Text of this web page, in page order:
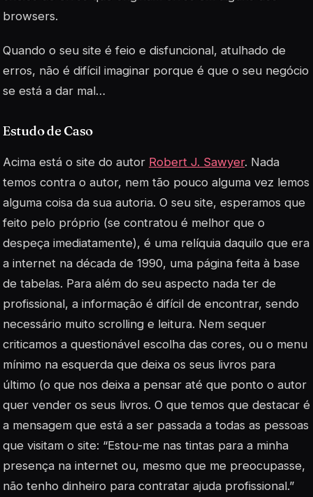
browsers.
Quando o seu site é feio e disfuncional, atulhado de
erros, não é difícil imaginar porque é que o seu negócio
se está a dar mal…
Estudo de Caso
Acima está o site do autor Robert J. Sawyer. Nada
temos contra o autor, nem tão pouco alguma vez lemos
alguma coisa da sua autoria. O seu site, esperamos que
feito pelo próprio (se contratou é melhor que o
despeça imediatamente), é uma relíquia daquilo que era
a internet na década de 1990, uma página feita à base
de tabelas. Para além do seu aspecto nada ter de
profissional, a informação é difícil de encontrar, sendo
necessário muito scrolling e leitura. Nem sequer
criticamos a questionável escolha das cores, ou o menu
mínimo na esquerda que deixa os seus livros para
último (o que nos deixa a pensar até que ponto o autor
quer vender os seus livros. O que temos que destacar é
a mensagem que está a ser passada a todas as pessoas
que visitam o site: “Estou-me nas tintas para a minha
presença na internet ou, mesmo que me preocupasse,
não tenho dinheiro para contratar ajuda profissional.”